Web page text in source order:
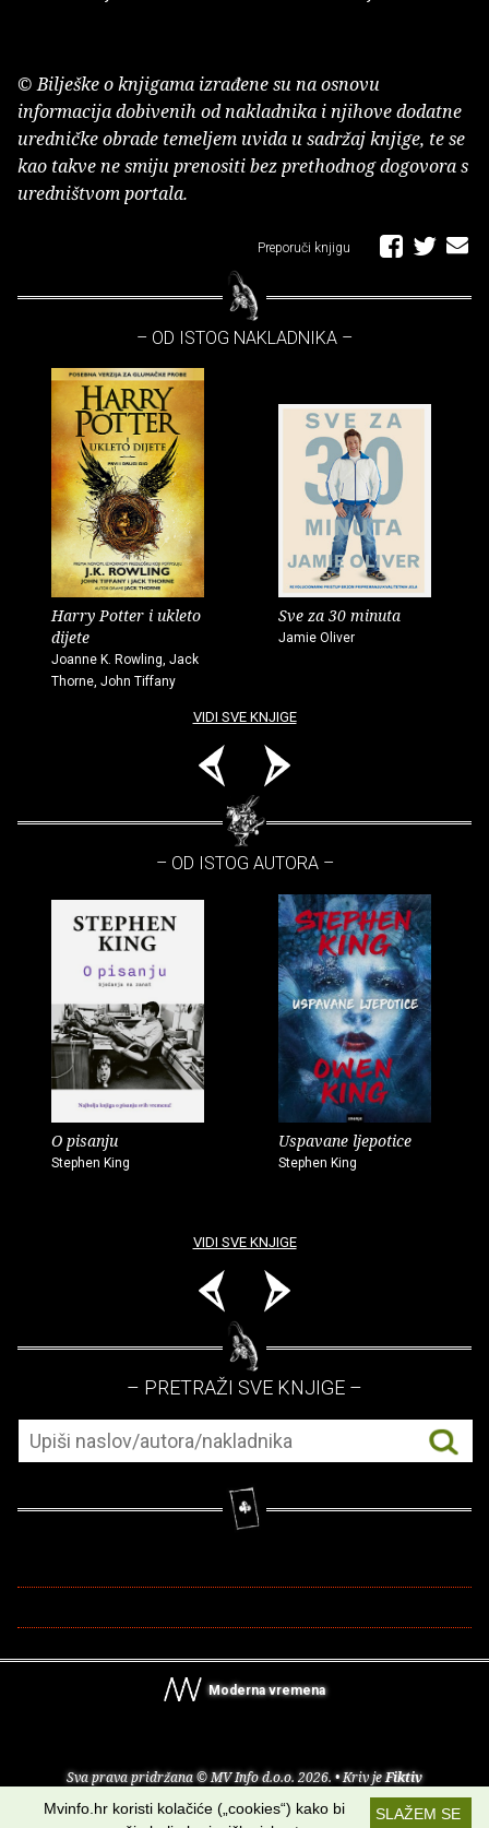
© Bilješke o knjigama izrađene su na osnovu
informacija dobivenih od nakladnika i njihove dodatne
uredničke obrade temeljem uvida u sadržaj knjige, te se
kao takve ne smiju prenositi bez prethodnog dogovora s
uredništvom portala.
Preporuči knjigu
– OD ISTOG NAKLADNIKA –
Harry Potter i ukleto
dijete
Joanne K. Rowling, Jack
Thorne, John Tiffany
Sve za 30 minuta
Jamie Oliver
VIDI SVE KNJIGE
– OD ISTOG AUTORA –
O pisanju
Stephen King
Uspavane ljepotice
Stephen King
VIDI SVE KNJIGE
– PRETRAŽI SVE KNJIGE –
Moderna vremena
Sva prava pridržana © MV Info d.o.o. 2026. • Kriv jeFiktiv
O nama• Pomoć• Uvjeti korištenja•RSS kanaliSLAŽEM SE
Mvinfo.hr koristi kolačiće („cookies“) kako bi